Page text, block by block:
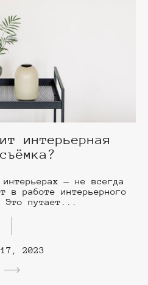
интерьерная
— не всегда
в работе интерьерного
Это путает...
2023